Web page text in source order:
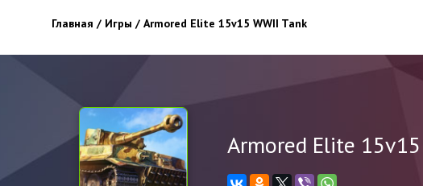
Главная / Игры / Armored Elite 15v15 WWII Tank
Armored Elite